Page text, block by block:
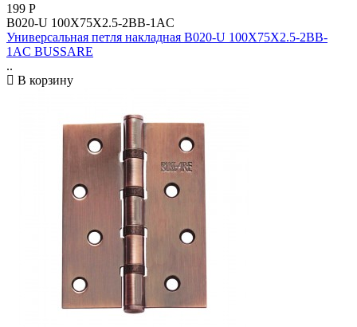
199 Р
B020-U 100X75X2.5-2BB-1AC
Универсальная петля накладная B020-U 100X75X2.5-2BB-
1AC BUSSARE
..
В корзину